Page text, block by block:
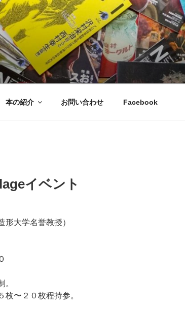
本の紹介 お問い合わせ Facebook
イベント
大学名誉教授）
０
〜２０枚程持参。